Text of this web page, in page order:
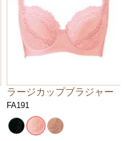
ラージカップブラジャー
FA191